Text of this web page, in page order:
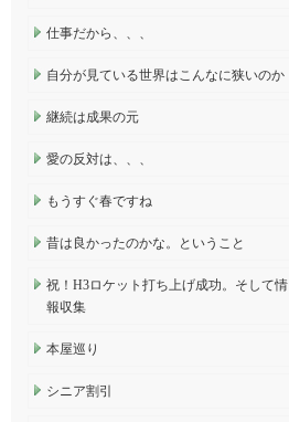
仕事だから、、、
自分が見ている世界はこんなに狭いのか
継続は成果の元
愛の反対は、、、
もうすぐ春ですね
昔は良かったのかな。ということ
祝！H3ロケット打ち上げ成功。そして情
報収集
本屋巡り
シニア割引